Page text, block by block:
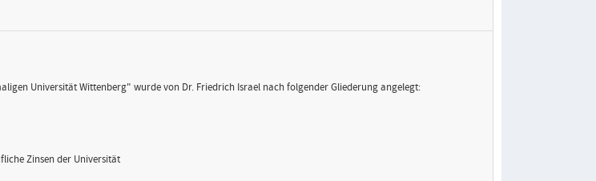
Universität Wittenberg" wurde von Dr. Friedrich Israel nach folgender Gliederung angelegt:
Zinsen der Universität